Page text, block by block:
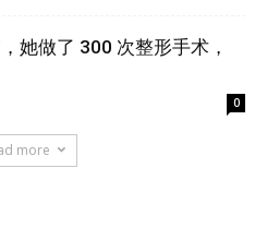
她做了 300 次整形手术，
0
more